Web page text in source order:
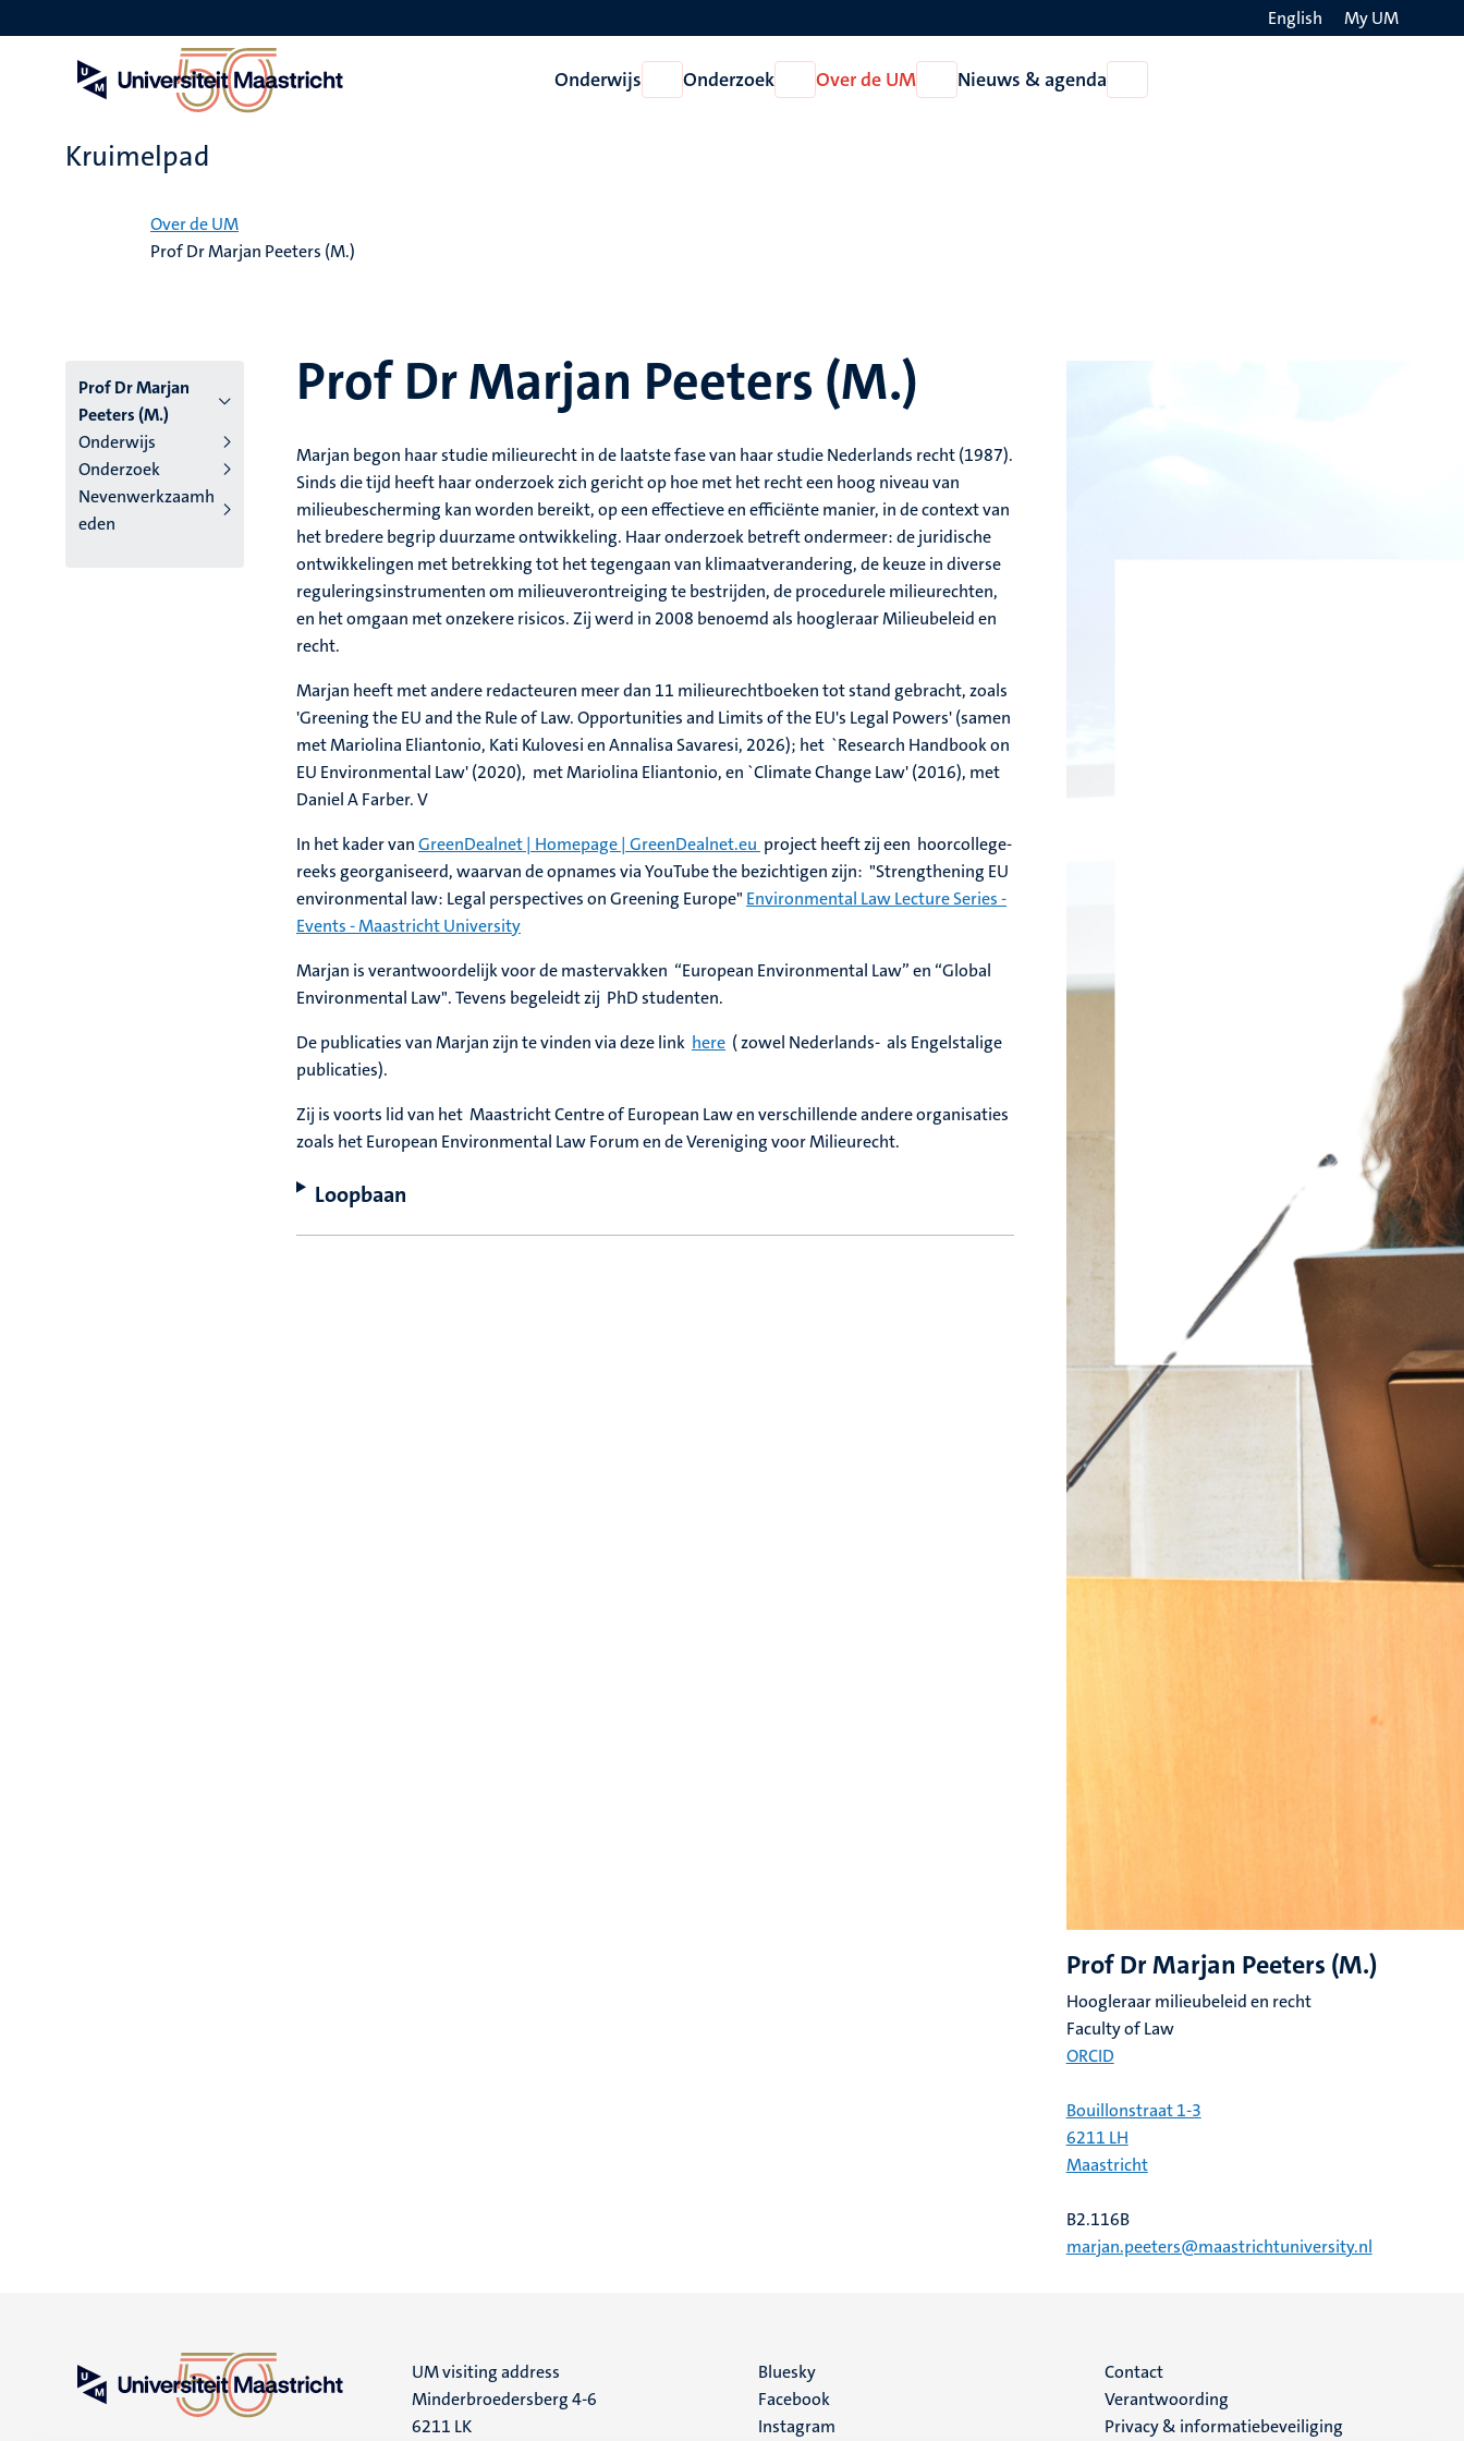
en
English My UM
Onderwijs
Open
Onderwijs
Onderzoek
Open
Onderzoek
Over de UM
Open
Over
Nieuws & agenda
Nieuws
Kruimelpad
Over de UM
Prof Dr Marjan Peeters (M.)
Prof Dr Marjan
Peeters (M.)
Onderwijs
Onderzoek
Nevenwerkzaamh
eden
Prof Dr Marjan Peeters (M.)
Marjan begon haar studie milieurecht in de laatste fase van haar studie Nederlands recht (1987).
Sinds die tijd heeft haar onderzoek zich gericht op hoe met het recht een hoog niveau van
milieubescherming kan worden bereikt, op een effectieve en efficiënte manier, in de context van
het bredere begrip duurzame ontwikkeling. Haar onderzoek betreft ondermeer: de juridische
ontwikkelingen met betrekking tot het tegengaan van klimaatverandering, de keuze in diverse
reguleringsinstrumenten om milieuverontreiging te bestrijden, de procedurele milieurechten,
en het omgaan met onzekere risicos. Zij werd in 2008 benoemd als hoogleraar Milieubeleid en
recht.
Marjan heeft met andere redacteuren meer dan 11 milieurechtboeken tot stand gebracht, zoals
'Greening the EU and the Rule of Law. Opportunities and Limits of the EU's Legal Powers' (samen
met Mariolina Eliantonio, Kati Kulovesi en Annalisa Savaresi, 2026); het `Research Handbook on
EU Environmental Law' (2020), met Mariolina Eliantonio, en `Climate Change Law' (2016), met
Daniel A Farber. V
In het kader vanGreenDealnet | Homepage | GreenDealnet.eu project heeft zij een hoorcollege-
reeks georganiseerd, waarvan de opnames via YouTube the bezichtigen zijn: "Strengthening EU
environmental law: Legal perspectives on Greening Europe" Environmental Law Lecture Series -
Events - Maastricht University
Marjan is verantwoordelijk voor de mastervakken “European Environmental Law” en “Global
Environmental Law". Tevens begeleidt zij PhD studenten.
De publicaties van Marjan zijn te vinden via deze link here ( zowel Nederlands- als Engelstalige
publicaties).
Zij is voorts lid van het Maastricht Centre of European Law en verschillende andere organisaties
zoals het European Environmental Law Forum en de Vereniging voor Milieurecht.
Loopbaan
Prof Dr Marjan Peeters (M.)
Hoogleraar milieubeleid en recht
Faculty of Law
ORCID
Bouillonstraat 1-3
6211 LH
Maastricht
B2.116B
marjan.peeters@maastrichtuniversity.nl
UM visiting address
Minderbroedersberg 4-6
6211 LK
Social
media
Bluesky
Facebook
Instagram
Menu
footer
Contact
Verantwoording
Privacy & informatiebeveiliging